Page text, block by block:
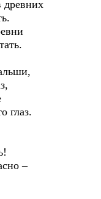
древних
глаз.
–